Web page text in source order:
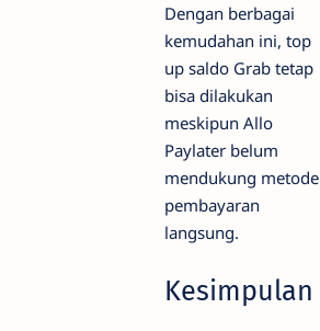
Dengan berbagai
kemudahan ini, top
up saldo Grab tetap
bisa dilakukan
meskipun Allo
Paylater belum
mendukung metode
pembayaran
langsung.
Kesimpulan